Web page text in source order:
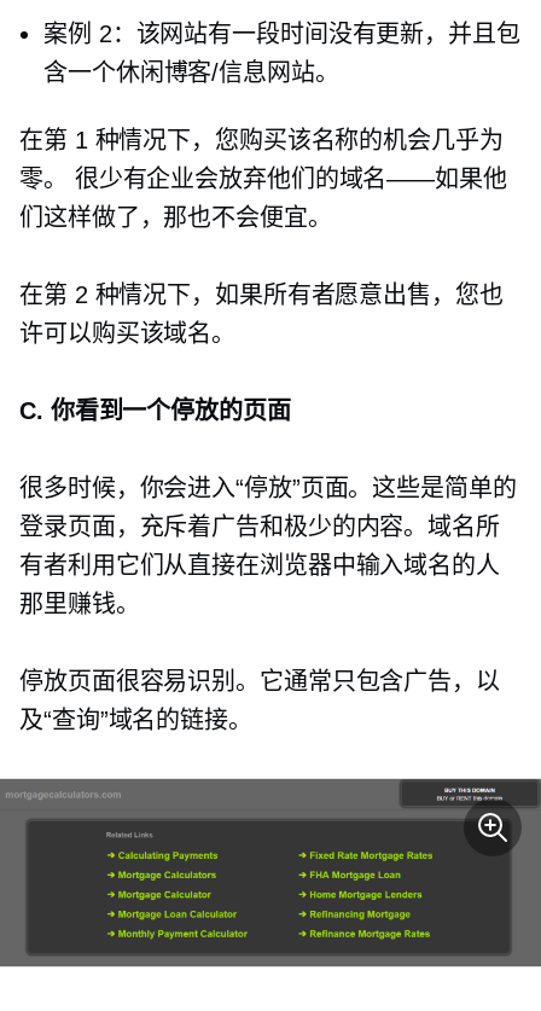
案例 2：该网站有一段时间没有更新，并且包
含一个休闲博客/信息网站。
在第 1 种情况下，您购买该名称的机会几乎为
零。 很少有企业会放弃他们的域名——如果他
们这样做了，那也不会便宜。
在第 2 种情况下，如果所有者愿意出售，您也
许可以购买该域名。
C. 你看到一个停放的页面
很多时候，你会进入“停放”页面。这些是简单的
登录页面，充斥着广告和极少的内容。域名所
有者利用它们从直接在浏览器中输入域名的人
那里赚钱。
停放页面很容易识别。它通常只包含广告，以
及“查询”域名的链接。